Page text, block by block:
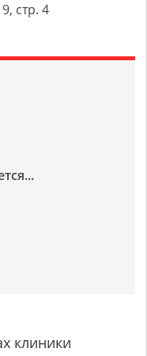
стр. 4
клиники